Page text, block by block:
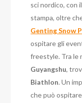
sci nordico, con
stampa, oltre
Genting Snow
ospitare gli
freestyle. Tra le
Guyangshu,
Biathlon. Un
che può